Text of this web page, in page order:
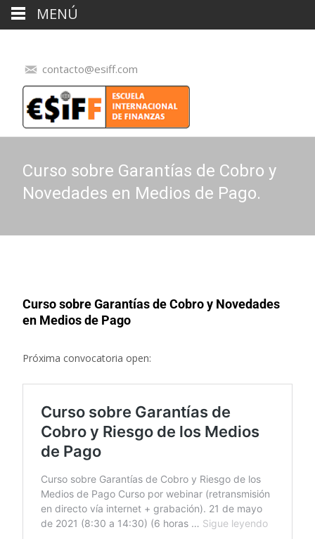
contacto@esiff.com
Curso sobre Garantías de Cobro y
Novedades en Medios de Pago.
Curso sobre Garantías de Cobro y Novedades
en Medios de Pago
Próxima convocatoria open:
MENÚ